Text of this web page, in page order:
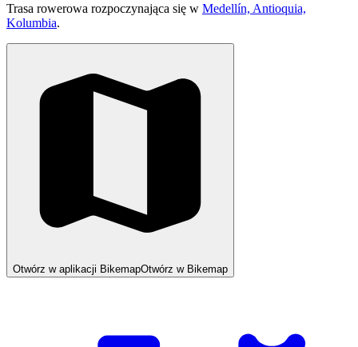
Trasa rowerowa rozpoczynająca się w Medellín, Antioquia,
Kolumbia.
Otwórz w aplikacji BikemapOtwórz w Bikemap